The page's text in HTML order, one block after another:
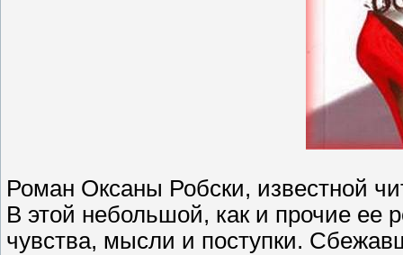
Роман Оксаны Робски, известной
В этой небольшой, как и прочие ее
чувства, мысли и поступки.